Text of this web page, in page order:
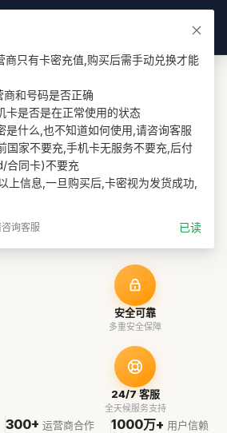
话费充值
话费、流量或套餐，支持余额查询说
，适合 prepaid 续费与海外号码维
安全可靠
多重安全保障
24/7 客服
全天候服务支持
300+ 运营商合作 1000万+ 用户信赖
商只有卡密充值,购买后需手动兑换才能
商和号码是否正确
卡是否是在正常使用的状态
是什么,也不知道如何使用,请咨询客服
国家不要充,手机卡无服务不要充,后付
合同卡)不要充
上信息,一旦购买后,卡密视为发货成功,
询客服 已读